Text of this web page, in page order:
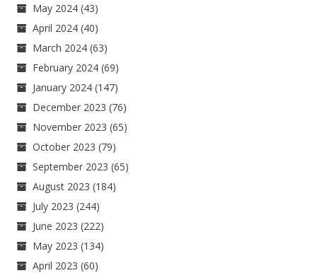
May 2024 (43)
April 2024 (40)
March 2024 (63)
February 2024 (69)
January 2024 (147)
December 2023 (76)
November 2023 (65)
October 2023 (79)
September 2023 (65)
August 2023 (184)
July 2023 (244)
June 2023 (222)
May 2023 (134)
April 2023 (60)